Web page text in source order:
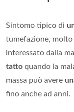
Sintomo tipico di
tumefazione,
interessato dalla
tatto quando la
massa può avere
fino anche ad anni.